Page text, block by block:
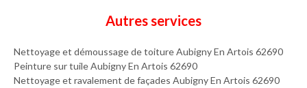
Autres services
Nettoyage et démoussage de toiture Aubigny En Artois 62690
Peinture sur tuile Aubigny En Artois 62690
Nettoyage et ravalement de façades Aubigny En Artois 62690